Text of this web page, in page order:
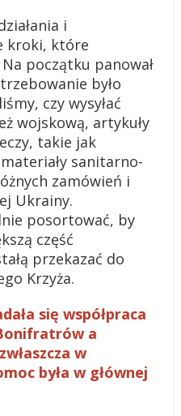
i
kroki, które
początku panował
było
czy wysyłać
wojskową, artykuły
takie jak
sanitarno-
zamówień i
Ukrainy.
posortować, by
część
przekazać do
Krzyża.
się współpraca
a
w
była w głównej